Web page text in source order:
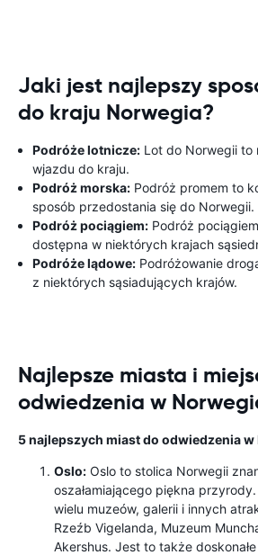
Jaki jest najlepszy
do kraju Norwegia?
Podróże lotnicze: Lot do Norwegii to
wjazdu do kraju.
Podróż morska: Podróż promem to
sposób przedostania się do Norwegii.
Podróż pociągiem: Podróż
dostępna w niektórych krajach
Podróże lądowe: Podróżowanie
z niektórych sąsiadujących krajów.
Najlepsze miasta i
odwiedzenia w
5 najlepszych miast do odwiedzenia
Oslo: Oslo to stolica Norwegii
oszałamiającego piękna
wielu muzeów, galerii i innych
Rzeźb Vigelanda, Muzeum
Akershus. Jest to także